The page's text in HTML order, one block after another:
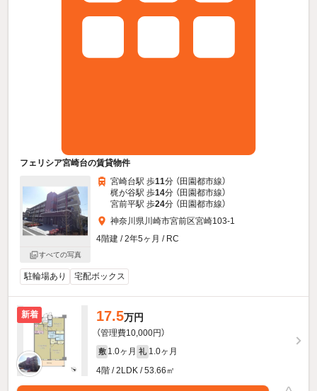
フェリシア宮崎台の賃貸物件
すべての写真
宮崎台駅 歩11分 （田園都市線）
梶が谷駅 歩14分 （田園都市線）
宮前平駅 歩24分 （田園都市線）
神奈川県川崎市宮前区宮崎103-1
4階建 / 2年5ヶ月 / RC
駐輪場あり 宅配ボックス
新着 17.5万円
（管理費10,000円）
敷 1.0ヶ月 礼 1.0ヶ月
4階 / 2LDK / 53.66㎡